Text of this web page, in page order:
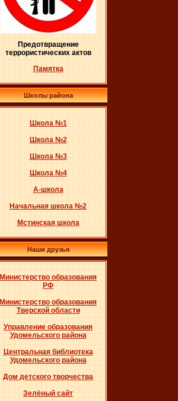
Предотвращение
террористических актов
Памятка
Школы района
Школа №1
Школа №2
Школа №3
Школа №4
А-школа
Начальная школа №2
Мстинская школа
Наши друзья
Министерство образования
РФ
Министерство образования
Тверской области
Управление образования
Удомельского района
Центральная библиотека
Удомельского района
Дом детского творчества
Зелёный сайт